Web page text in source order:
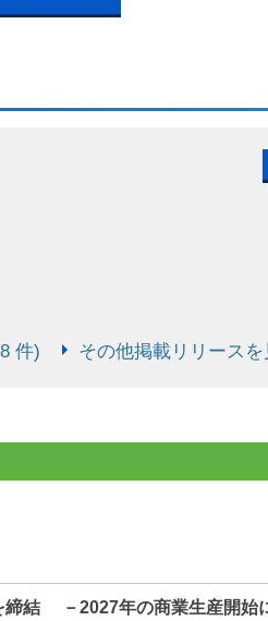
件) その他掲載リリース
結 －2027年の商業生産開始